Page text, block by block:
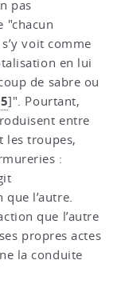
pas
"chacun
voit comme
en lui
de sabre ou
]". Pourtant,
entre
les troupes,
:
l’autre.
que l’autre
propres actes
la conduite